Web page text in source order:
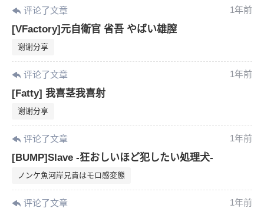
评论了文章 1年前
[VFactory]元自衛官 省吾 やばい雄膣
谢谢分享
评论了文章 1年前
[Fatty] 我喜茎我喜射
谢谢分享
评论了文章 1年前
[BUMP]Slave -狂おしいほど犯したい処理犬-
ノンケ魚河岸兄貴はモロ感変態
评论了文章 1年前